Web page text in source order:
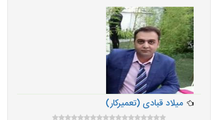
میلاد قبادی (تعمیرکار)